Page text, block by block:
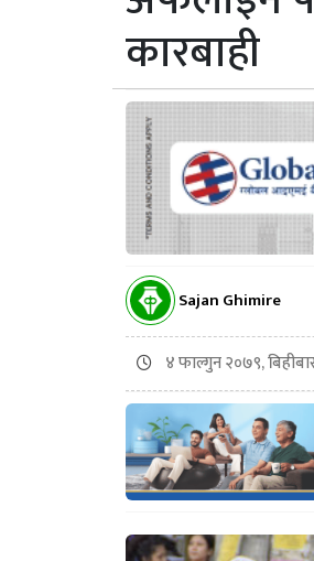
कारबाही
Sajan Ghimire
४ फाल्गुन २०७९,